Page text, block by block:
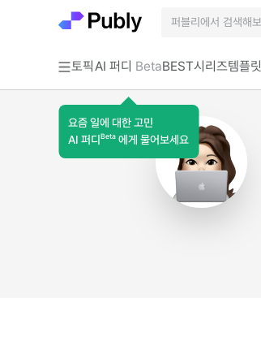
토픽AI 퍼디 Beta
요즘 일에 대한 고민
AI 퍼디 Beta 에게 물어보세요
BEST시리즈템플릿